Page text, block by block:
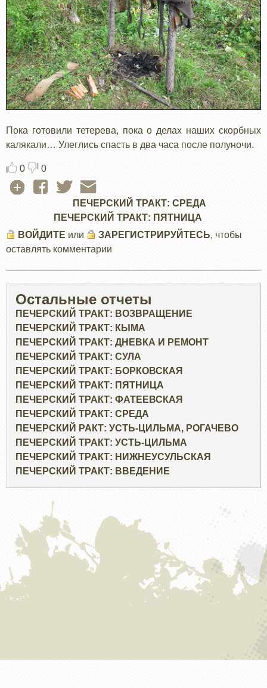
Пока готовили тетерева, пока о делах наших скорбных
калякали… Улеглись спасть в два часа после полуночи.
0 0
ПЕЧЕРСКИЙ ТРАКТ: СРЕДА
ПЕЧЕРСКИЙ ТРАКТ: ПЯТНИЦА
ВОЙДИТЕ или ЗАРЕГИСТРИРУЙТЕСЬ, чтобы
оставлять комментарии
Остальные отчеты
ПЕЧЕРСКИЙ ТРАКТ: ВОЗВРАЩЕНИЕ
ПЕЧЕРСКИЙ ТРАКТ: КЫМА
ПЕЧЕРСКИЙ ТРАКТ: ДНЕВКА И РЕМОНТ
ПЕЧЕРСКИЙ ТРАКТ: СУЛА
ПЕЧЕРСКИЙ ТРАКТ: БОРКОВСКАЯ
ПЕЧЕРСКИЙ ТРАКТ: ПЯТНИЦА
ПЕЧЕРСКИЙ ТРАКТ: ФАТЕЕВСКАЯ
ПЕЧЕРСКИЙ ТРАКТ: СРЕДА
ПЕЧЕРСКИЙ РАКТ: УСТЬ-ЦИЛЬМА, РОГАЧЕВО
ПЕЧЕРСКИЙ ТРАКТ: УСТЬ-ЦИЛЬМА
ПЕЧЕРСКИЙ ТРАКТ: НИЖНЕУСУЛЬСКАЯ
ПЕЧЕРСКИЙ ТРАКТ: ВВЕДЕНИЕ